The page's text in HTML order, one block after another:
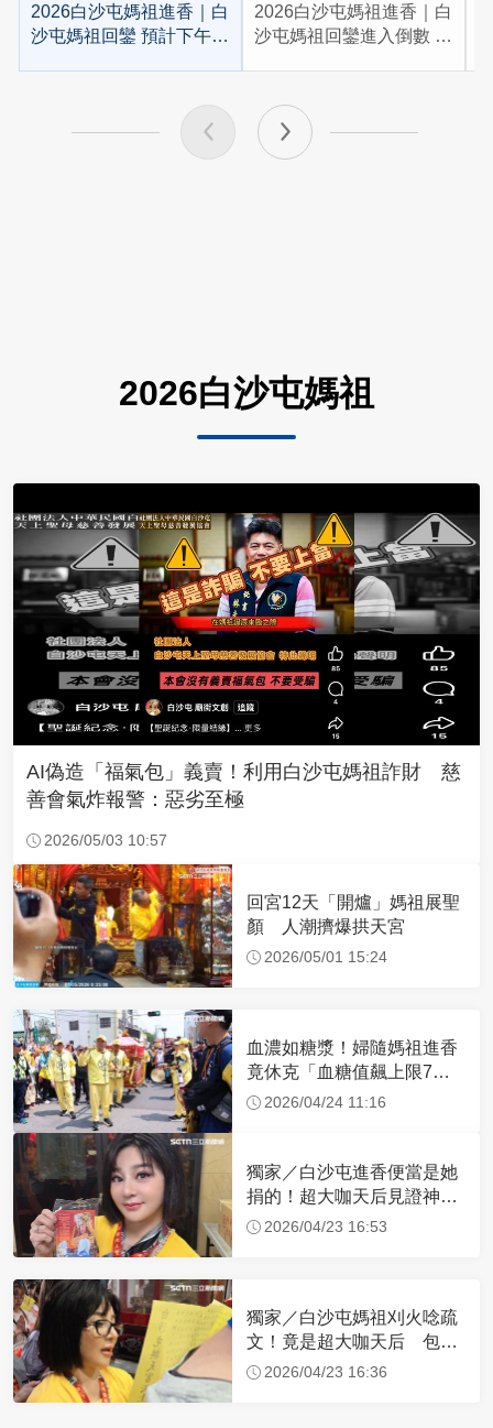
2026白沙屯媽祖進香｜白
沙屯媽祖回鑾 預計下午
2026白沙屯媽祖進香｜白
沙屯媽祖回鑾進入倒數 預
2026白沙屯媽祖
AI偽造「福氣包」義賣！利用白沙屯媽祖詐財 慈
善會氣炸報警：惡劣至極
2026/05/03 10:57
回宮12天「開爐」媽祖展聖
顏 人潮擠爆拱天宮
2026/05/01 15:24
血濃如糖漿！婦隨媽祖進香
竟休克「血糖值飆上限7
倍」 醫曝原因
2026/04/24 11:16
獨家／白沙屯進香便當是她
捐的！超大咖天后見證神
蹟 一靠近媽祖就爆哭
2026/04/23 16:53
獨家／白沙屯媽祖刈火唸疏
文！竟是超大咖天后 包尿
布忍尿5小時不喊累
2026/04/23 16:36